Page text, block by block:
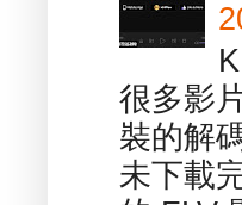
很多影
裝的解
未下載